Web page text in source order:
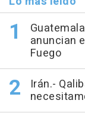
anuncian
Fuego
Irán.-